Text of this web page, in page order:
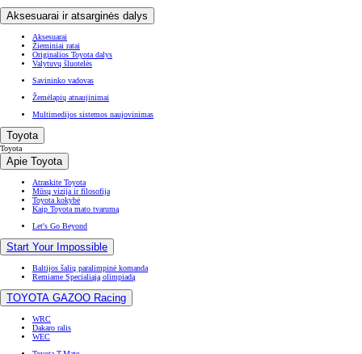
Aksesuarai ir atsarginės dalys
Aksesuarai
Žieminiai ratai
Originalios Toyota dalys
Valytuvų šluotelės
Savininko vadovas
Žemėlapių atnaujinimai
Multimedijos sistemos naujovinimas
Toyota
Toyota
Apie Toyota
Atraskite Toyota
Mūsų vizija ir filosofija
Toyota kokybė
Kaip Toyota mato tvarumą
Let's Go Beyond
Start Your Impossible
Baltijos šalių paralimpinė komanda
Remiame Specialiąją olimpiadą
TOYOTA GAZOO Racing
WRC
Dakaro ralis
WEC